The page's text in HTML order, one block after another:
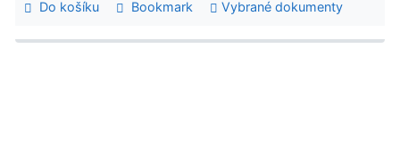
Do košíku Bookmark Vybrané dokumenty